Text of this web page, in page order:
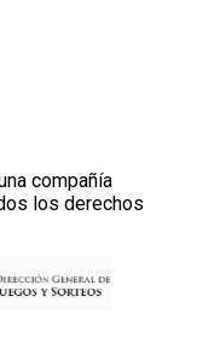
compañía
los derechos